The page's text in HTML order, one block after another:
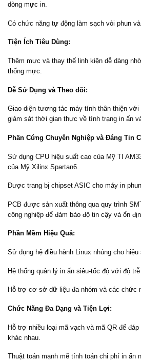
dòng mực in.
Có chức năng tự động làm sạch vòi phun và
Tiện Ích Tiêu Dùng:
Thêm mực và thay thế linh kiện dễ dàng
thống mực.
Dễ Sử Dụng và Theo dõi:
Giao diện tương tác máy tính thân thiện
giám sát thời gian thực về tình trạng in ấn
Phần Cứng Chuyên Nghiệp và Đáng Tin
Sử dụng CPU hiệu suất cao của Mỹ TI
của Mỹ Xilinx Spartan6.
Được trang bị chipset ASIC cho máy in
PCB được sản xuất thông qua quy trình
công nghiệp để đảm bảo độ tin cậy và ổn
Phần Mềm Hiệu Quả:
Sử dụng hệ điều hành Linux nhúng cho
Hệ thống quản lý in ấn siêu-tốc độ với độ trễ
Hỗ trợ cơ sở dữ liệu đa nhóm và các chức
Chức Năng Đa Dạng và Tiện Lợi:
Hỗ trợ nhiều loại mã vạch và mã QR để
khác nhau.
Thuật toán mạnh mẽ tính toán chi phí in ấn